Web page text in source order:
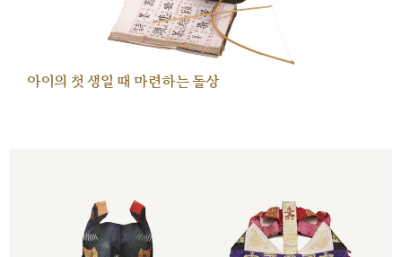
아이의 첫 생일 때 마련하는 돌상